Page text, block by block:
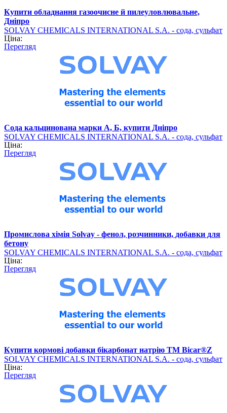
Купити обладнання газоочисне й пилеуловлювальне,
Дніпро
SOLVAY CHEMICALS INTERNATIONAL S.A. - сода, сульфат
барію (хімічна продукція)
Ціна:
Перегляд
Сода кальцинована марки А, Б, купити Дніпро
SOLVAY CHEMICALS INTERNATIONAL S.A. - сода, сульфат
барію (хімічна продукція)
Ціна:
Перегляд
Промислова хімія Solvay - фенол, розчинники, добавки для
бетону
SOLVAY CHEMICALS INTERNATIONAL S.A. - сода, сульфат
барію (хімічна продукція)
Ціна:
Перегляд
Купити кормові добавки бікарбонат натрію TM Bicar®Z
SOLVAY CHEMICALS INTERNATIONAL S.A. - сода, сульфат
барію (хімічна продукція)
Ціна:
Перегляд